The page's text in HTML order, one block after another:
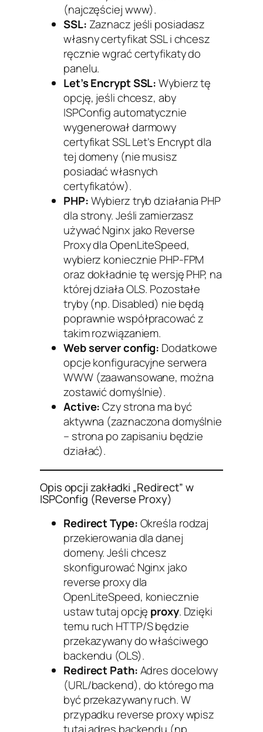
(najczęściej www).
SSL: Zaznacz jeśli posiadasz
własny certyfikat SSL i chcesz
ręcznie wgrać certyfikaty do
panelu.
Let’s Encrypt SSL:Wybierz tę
opcję, jeśli chcesz, aby
ISPConfig automatycznie
wygenerował darmowy
certyfikat SSL Let’s Encrypt dla
tej domeny (nie musisz
posiadać własnych
certyfikatów).
PHP:Wybierz tryb działania PHP
dla strony. Jeśli zamierzasz
używać Nginx jako Reverse
Proxy dla OpenLiteSpeed,
wybierz koniecznie PHP-FPM
oraz dokładnie tę wersję PHP, na
której działa OLS. Pozostałe
tryby (np. Disabled) nie będą
poprawnie współpracować z
takim rozwiązaniem.
Web server config: Dodatkowe
opcje konfiguracyjne serwera
WWW (zaawansowane, można
zostawić domyślnie).
Active:Czy strona ma być
aktywna (zaznaczona domyślnie
– strona po zapisaniu będzie
działać).
Opis opcji zakładki „Redirect” w
ISPConfig (Reverse Proxy)
Redirect Type:Określa rodzaj
przekierowania dla danej
domeny. Jeśli chcesz
skonfigurować Nginx jako
reverse proxy dla
OpenLiteSpeed, koniecznie
ustaw tutaj opcję proxy. Dzięki
temu ruch HTTP/S będzie
przekazywany do właściwego
backendu (OLS).
Redirect Path:Adres docelowy
(URL/backend), do którego ma
być przekazywany ruch. W
przypadku reverse proxy wpisz
tutaj adres backendu (np.